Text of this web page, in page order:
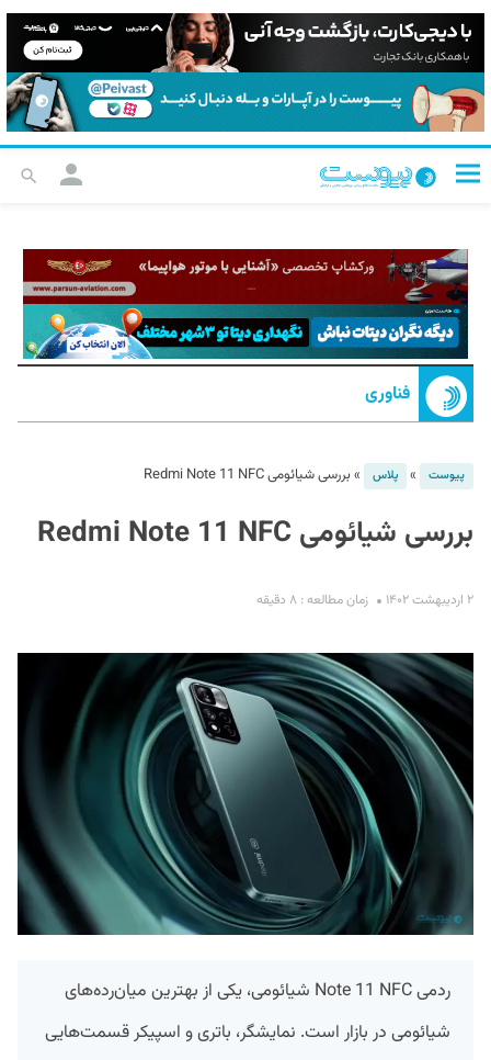
فناوری
پیوست » پلاس »بررسی شیائومی Redmi Note 11 NFC
بررسی شیائومی Redmi Note 11 NFC
۲ اردیبهشت ۱۴۰۲ زمان مطالعه : ۸ دقیقه
ردمی Note 11 NFC شیائومی، یکی از بهترین میان‌رده‌های
شیائومی در بازار است. نمایشگر، باتری و اسپیکر قسمت‌هایی